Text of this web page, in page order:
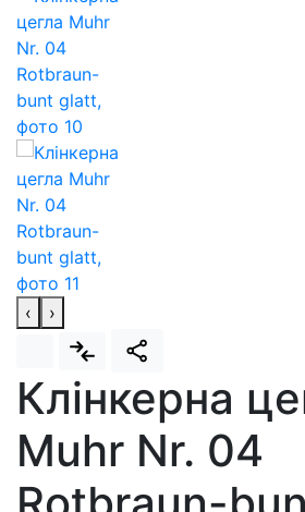
‹ ›
Клінкерна
Muhr Nr. 04